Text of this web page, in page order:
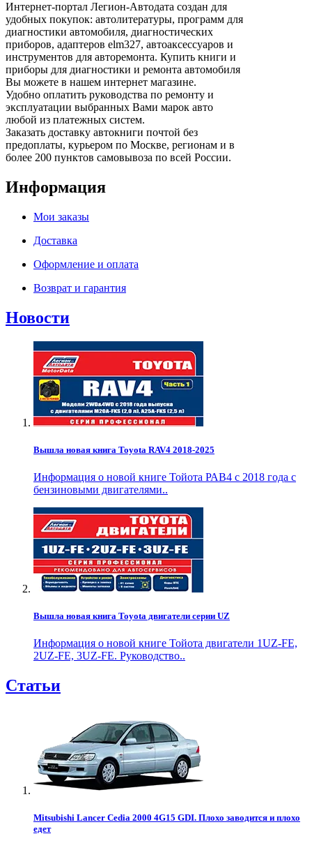
Интернет-портал Легион-Автодата создан для
удобных покупок: автолитературы, программ для
диагностики автомобиля, диагностических
приборов, адаптеров elm327, автоаксессуаров и
инструментов для авторемонта. Купить книги и
приборы для диагностики и ремонта автомобиля
Вы можете в нашем интернет магазине.
Удобно оплатить руководства по ремонту и
эксплуатации выбранных Вами марок авто
любой из платежных систем.
Заказать доставку автокниги почтой без
предоплаты, курьером по Москве, регионам и в
более 200 пунктов самовывоза по всей России.
Информация
Мои заказы
Доставка
Оформление и оплата
Возврат и гарантия
Новости
Вышла новая книга Toyota RAV4 2018-2025
Информация о новой книге Тойота РАВ4 с 2018 года с
бензиновыми двигателями..
Вышла новая книга Toyota двигатели серии UZ
Информация о новой книге Тойота двигатели 1UZ-FE,
2UZ-FE, 3UZ-FE. Руководство..
Статьи
Mitsubishi Lancer Cedia 2000 4G15 GDI. Плохо заводится и плохо
едет